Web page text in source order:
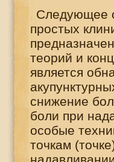
Следующее
простых
теорий и
является
снижение
боли при
особые
точкам